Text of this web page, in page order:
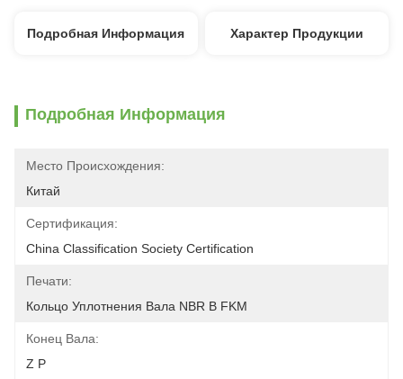
Подробная Информация Характер Продукции
Подробная Информация
Место Происхождения:
Китай
Сертификация:
China Classification Society Certification
Печати:
Кольцо Уплотнения Вала NBR В FKM
Конец Вала:
Z P